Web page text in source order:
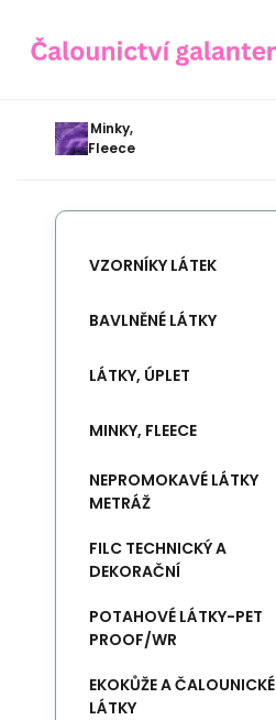
Minky,
Fleece
VZORNÍKY LÁTEK
BAVLNĚNÉ LÁTKY
LÁTKY, ÚPLET
MINKY, FLEECE
NEPROMOKAVÉ LÁTKY
METRÁŽ
FILC TECHNICKÝ A
DEKORAČNÍ
POTAHOVÉ LÁTKY-PET
PROOF/WR
EKOKŮŽE A ČALOUNICKÉ
LÁTKY